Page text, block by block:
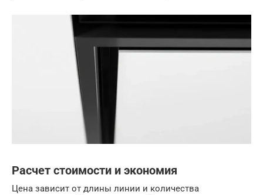
Расчет стоимости и экономия
Цена зависит от длины линии и количества